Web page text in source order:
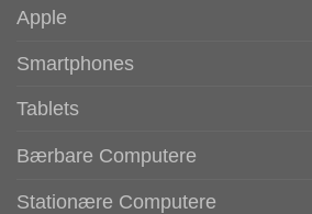
Apple
Smartphones
Tablets
Bærbare Computere
Stationære Computere